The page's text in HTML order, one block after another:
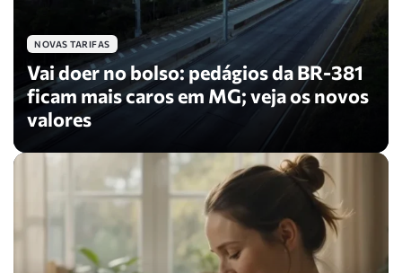
NOVAS TARIFAS
Vai doer no bolso: pedágios da BR-381
ficam mais caros em MG; veja os novos
valores